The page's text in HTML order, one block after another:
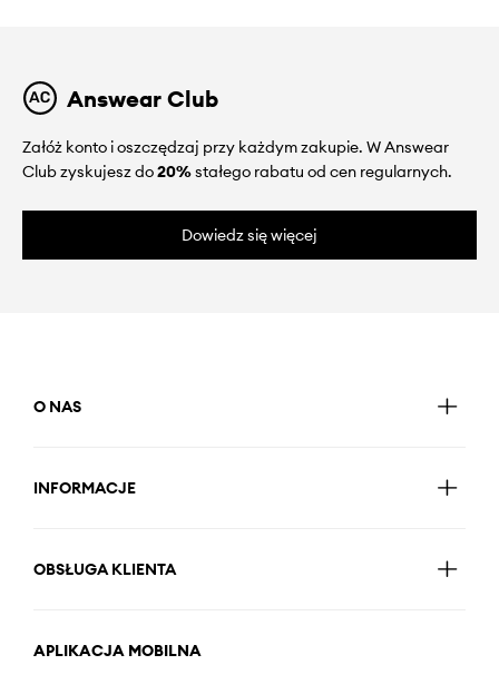
Answear Club
Załóż konto i oszczędzaj przy każdym zakupie. W Answear
Club zyskujesz do20%stałego rabatu od cen regularnych.
Dowiedz się więcej
O NAS
INFORMACJE
OBSŁUGA KLIENTA
APLIKACJA MOBILNA